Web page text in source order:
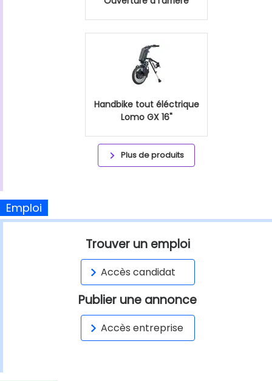
Handbike tout éléctrique
Lomo GX 16"
Plus de produits
Emploi
Trouver un emploi
Accès candidat
Publier une annonce
Accès entreprise